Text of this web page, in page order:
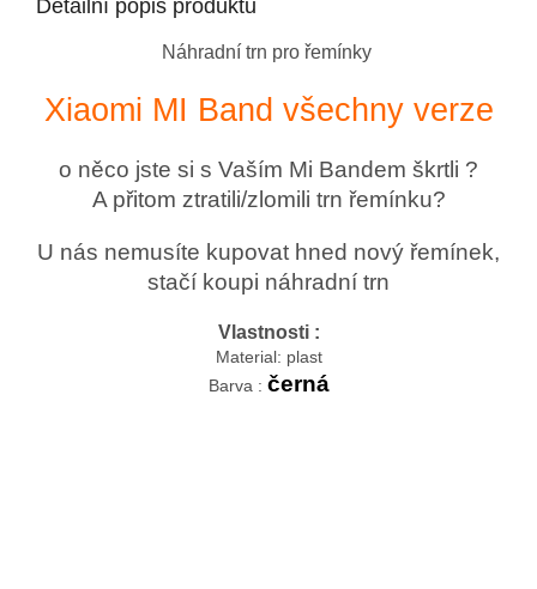
Detailní popis produktu
Náhradní trn pro řemínky
Xiaomi MI Band všechny verze
o něco jste si s Vaším Mi Bandem škrtli ?
A přitom ztratili/zlomili trn řemínku?
U nás nemusíte kupovat hned nový řemínek,
stačí koupi náhradní trn
Vlastnosti :
Material: plast
Barva : černá